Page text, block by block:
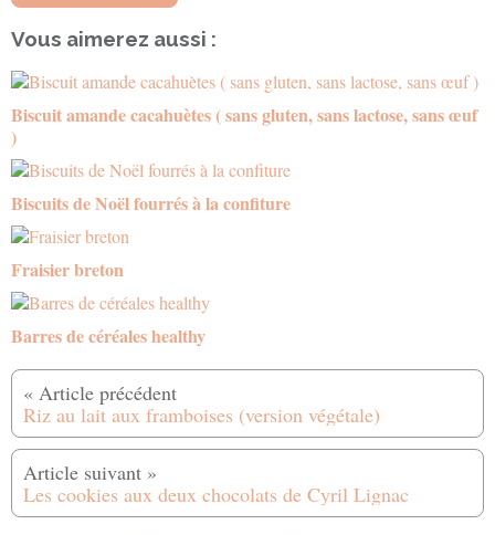
Vous aimerez aussi :
Biscuit amande cacahuètes ( sans gluten, sans lactose, sans œuf
)
Biscuits de Noël fourrés à la confiture
Fraisier breton
Barres de céréales healthy
Riz au lait aux framboises (version végétale)
Les cookies aux deux chocolats de Cyril Lignac